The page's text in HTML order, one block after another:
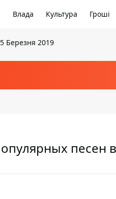
Влада Культура Гроші
Березня 2019
песен